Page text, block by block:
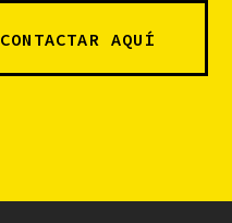
CONTACTAR AQUÍ